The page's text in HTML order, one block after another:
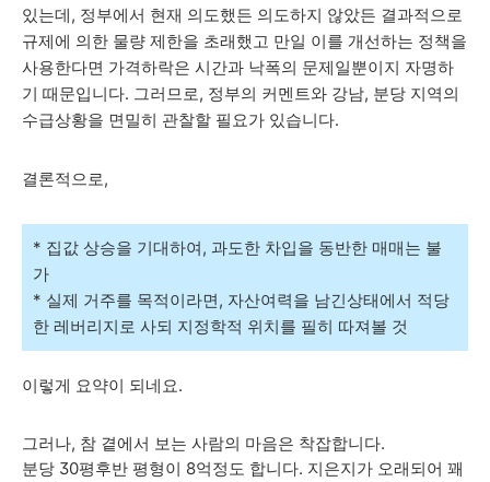
있는데, 정부에서 현재 의도했든 의도하지 않았든 결과적으로
규제에 의한 물량 제한을 초래했고 만일 이를 개선하는 정책을
사용한다면 가격하락은 시간과 낙폭의 문제일뿐이지 자명하
기 때문입니다. 그러므로, 정부의 커멘트와 강남, 분당 지역의
수급상황을 면밀히 관찰할 필요가 있습니다.
결론적으로,
* 집값 상승을 기대하여, 과도한 차입을 동반한 매매는 불
가
* 실제 거주를 목적이라면, 자산여력을 남긴상태에서 적당
한 레버리지로 사되 지정학적 위치를 필히 따져볼 것
이렇게 요약이 되네요.
그러나, 참 곁에서 보는 사람의 마음은 착잡합니다.
분당 30평후반 평형이 8억정도 합니다. 지은지가 오래되어 꽤